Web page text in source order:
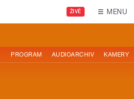
ŽIVĚ MENU
PROGRAM AUDIOARCHIV KAMERY